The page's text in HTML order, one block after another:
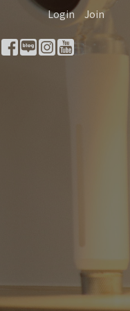
Login Join